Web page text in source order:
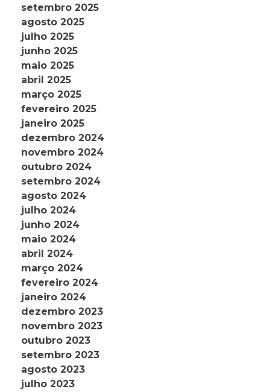
setembro 2025
agosto 2025
julho 2025
junho 2025
maio 2025
abril 2025
março 2025
fevereiro 2025
janeiro 2025
dezembro 2024
novembro 2024
outubro 2024
setembro 2024
agosto 2024
julho 2024
junho 2024
maio 2024
abril 2024
março 2024
fevereiro 2024
janeiro 2024
dezembro 2023
novembro 2023
outubro 2023
setembro 2023
agosto 2023
julho 2023